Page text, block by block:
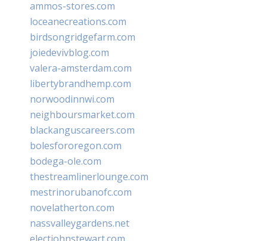
ammos-stores.com
loceanecreations.com
birdsongridgefarm.com
joiedevivblog.com
valera-amsterdam.com
libertybrandhemp.com
norwoodinnwi.com
neighboursmarket.com
blackanguscareers.com
bolesfororegon.com
bodega-ole.com
thestreamlinerlounge.com
mestrinorubanofc.com
novelatherton.com
nassvalleygardens.net